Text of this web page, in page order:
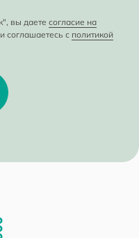
вы даете согласие на
и соглашаетесь с политикой